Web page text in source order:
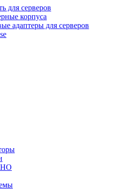
для серверов
корпуса
адаптеры для серверов